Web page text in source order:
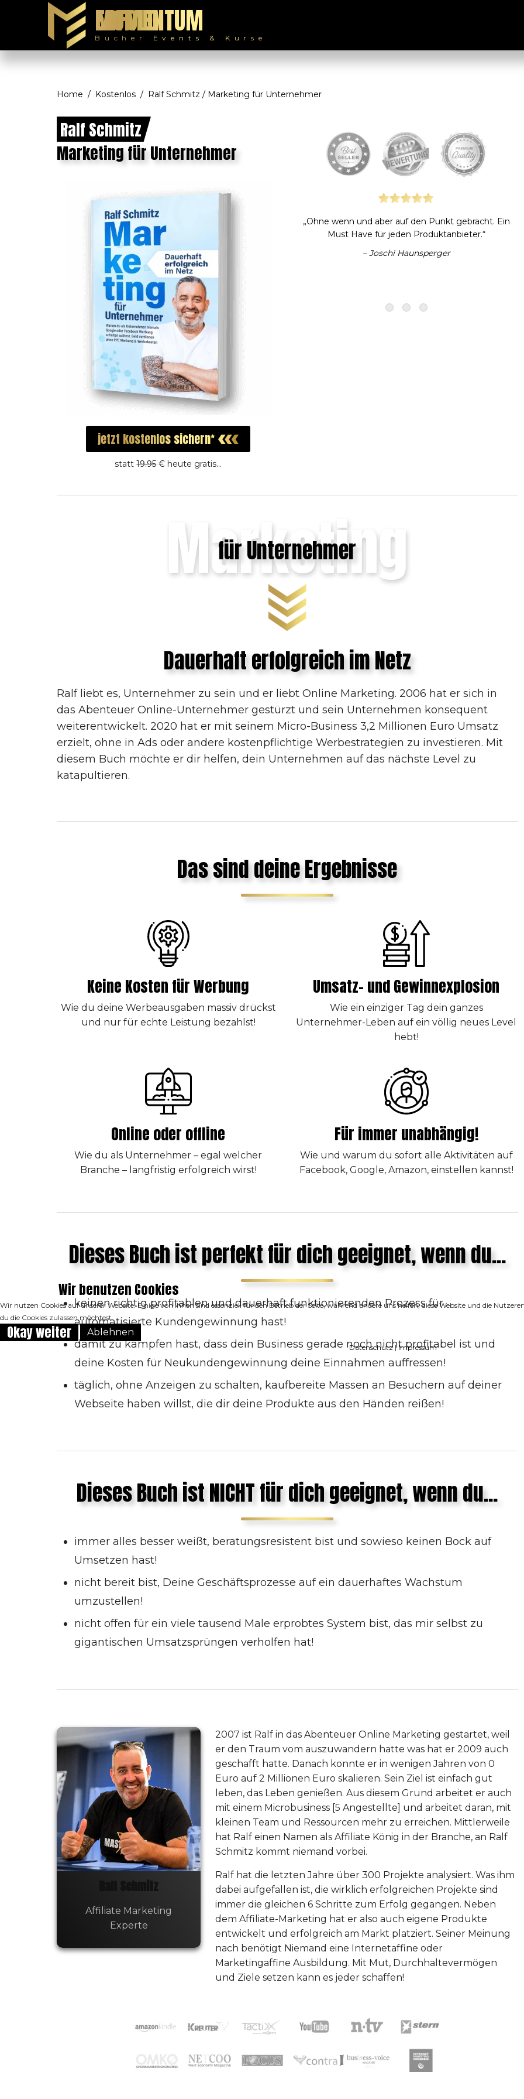
MOMENTUM ERFOLG
Bücher Events & Kurse
Home Kostenlos Ralf Schmitz / Marketing für Unternehmer
Ralf Schmitz
Marketing für Unternehmer
jetzt kostenlossichern
statt19.95€ heute gratis...
„Ohne wenn und aber auf den Punkt gebracht. Ein
Must Have für jeden Produktanbieter.“
– Joschi Haunsperger
Marketing
für Unternehmer
Dauerhaft erfolgreich im Netz
Ralf liebt es, Unternehmer zu sein und er liebt Online Marketing. 2006 hat er sich in
das Abenteuer Online-Unternehmer gestürzt und sein Unternehmen konsequent
weiterentwickelt. 2020 hat er mit seinem Micro-Business 3,2 Millionen Euro Umsatz
erzielt, ohne in Ads oder andere kostenpflichtige Werbestrategien zu investieren. Mit
diesem Buch möchte er dir helfen, dein Unternehmen auf das nächste Level zu
katapultieren.
Das sind deine Ergebnisse
Keine Kosten für Werbung
Wie du deine Werbeausgaben massiv drückst
und nur für echte Leistung bezahlst!
Umsatz- und Gewinnexplosion
Wie ein einziger Tag dein ganzes
Unternehmer-Leben auf ein völlig neues Level
hebt!
Online oder offline
Wie du als Unternehmer – egal welcher
Branche – langfristig erfolgreich wirst!
Für immer unabhängig!
Wie und warum du sofort alle Aktivitäten auf
Facebook, Google, Amazon, einstellen kannst!
Dieses Buch ist perfekt für dich geeignet, wenn du...
keinen richtig profitablen und dauerhaft funktionierenden Prozess für
automatisierte Kundengewinnung hast!
damit zu kämpfen hast, dass dein Business gerade noch nicht profitabel ist und
deine Kosten für Neukundengewinnung deine Einnahmen auffressen!
täglich, ohne Anzeigen zu schalten, kaufbereite Massen an Besuchern auf deiner
Webseite haben willst, die dir deine Produkte aus den Händen reißen!
Dieses Buch ist NICHT für dich geeignet, wenn du...
immer alles besser weißt, beratungsresistent bist und sowieso keinen Bock auf
Umsetzen hast!
nicht bereit bist, Deine Geschäftsprozesse auf ein dauerhaftes Wachstum
umzustellen!
nicht offen für ein viele tausend Male erprobtes System bist, das mir selbst zu
gigantischen Umsatzsprüngen verholfen hat!
Ralf Schmitz
Affiliate Marketing
Experte
2007 ist Ralf in das Abenteuer Online Marketing gestartet, weil
er den Traum vom auszuwandern hatte was hat er 2009 auch
geschafft hatte. Danach konnte er in wenigen Jahren von 0
Euro auf 2 Millionen Euro skalieren. Sein Ziel ist einfach gut
leben, das Leben genießen. Aus diesem Grund arbeitet er auch
mit einem Microbusiness [5 Angestellte] und arbeitet daran, mit
kleinen Team und Ressourcen mehr zu erreichen. Mittlerweile
hat Ralf einen Namen als Affiliate König in der Branche, an Ralf
Schmitz kommt niemand vorbei.
Ralf hat die letzten Jahre über 300 Projekte analysiert. Was ihm
dabei aufgefallen ist, die wirklich erfolgreichen Projekte sind
immer die gleichen 6 Schritte zum Erfolg gegangen. Neben
dem Affiliate-Marketing hat er also auch eigene Produkte
entwickelt und erfolgreich am Markt platziert. Seiner Meinung
nach benötigt Niemand eine Internetaffine oder
Marketingaffine Ausbildung. Mit Mut, Durchhaltevermögen
und Ziele setzen kann es jeder schaffen!
Wir benutzen Cookies
Wir nutzen Cookies auf unserer Website. Einige von ihnen sind essenziell für den Betrieb der Seite, während andere uns helfen, diese Website und die
du die Cookies zulassen möchtest.
Okay weiter Ablehnen
Datenschutz | Impressum